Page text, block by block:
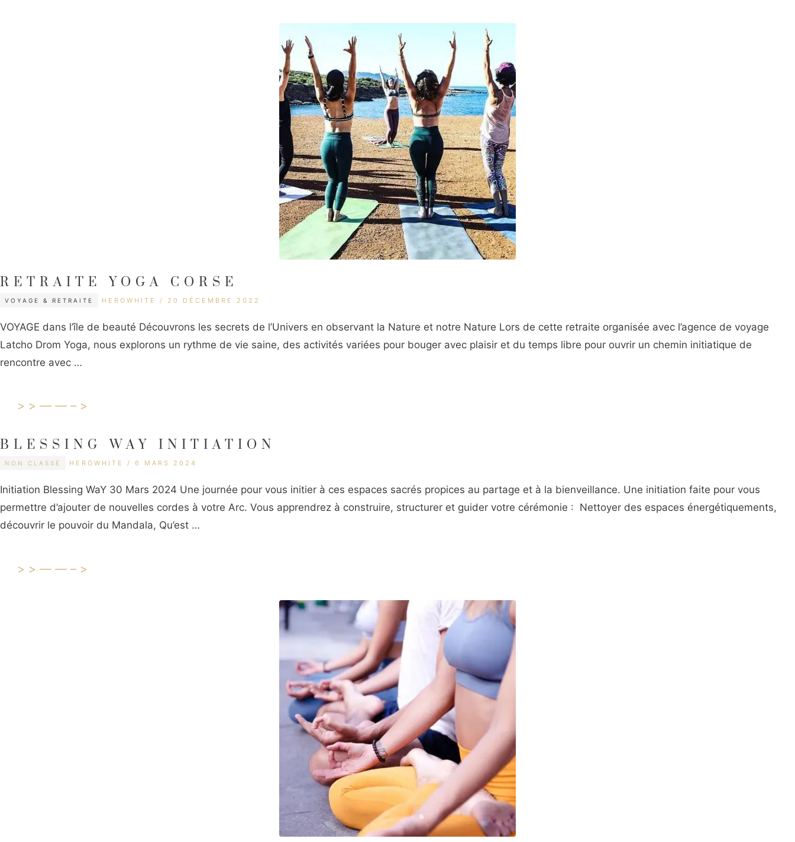
RETRAITE YOGA CORSE
VOYAGE & RETRAITE
HEROWHITE 20 DÉCEMBRE 2022
VOYAGE dans l’île de beauté Découvrons les secrets de l’Univers en observant la Nature et notre Nature Lors de cette retraite organisée avec l’agence de voyage
Latcho Drom Yoga, nous explorons un rythme de vie saine, des activités variées pour bouger avec plaisir et du temps libre pour ouvrir un chemin initiatique de
rencontre avec …
>>——–>
BLESSING WAY INITIATION
NON CLASSÉ
HEROWHITE 6 MARS 2024
Initiation Blessing WaY 30 Mars 2024 Une journée pour vous initier à ces espaces sacrés propices au partage et à la bienveillance. Une initiation faite pour vous
permettre d’ajouter de nouvelles cordes à votre Arc. Vous apprendrez à construire, structurer et guider votre cérémonie : Nettoyer des espaces énergétiquements,
découvrir le pouvoir du Mandala, Qu’est …
>>——–>